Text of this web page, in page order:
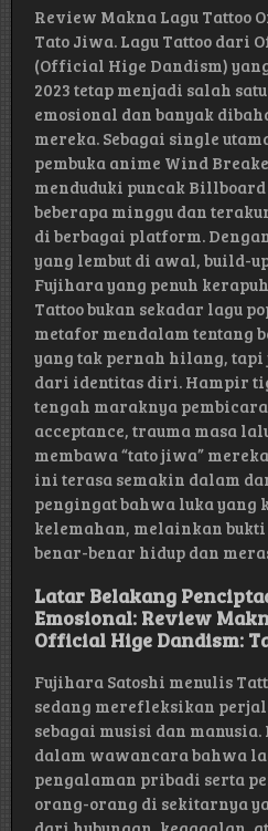
Review Makna Lagu Tattoo
Tato Jiwa. Lagu Tattoo dari
(Official Hige Dandism)
2023 tetap menjadi salah
emosional dan banyak
mereka. Sebagai single
pembuka anime Wind
menduduki puncak Billboard
beberapa minggu dan
di berbagai platform.
yang lembut di awal, build-
Fujihara yang penuh
Tattoo bukan sekadar lagu
metafor mendalam tentang
yang tak pernah hilang, tapi
dari identitas diri. Hampir
tengah maraknya
acceptance, trauma masa
membawa “tato jiwa”
ini terasa semakin dalam
pengingat bahwa luka
kelemahan, melainkan
benar-benar hidup dan
Latar Belakang
Emosional: Review
Official Hige Dandism:
Fujihara Satoshi menulis
sedang merefleksikan
sebagai musisi dan
dalam wawancara bahwa
pengalaman pribadi serta
orang-orang di sekitarnya